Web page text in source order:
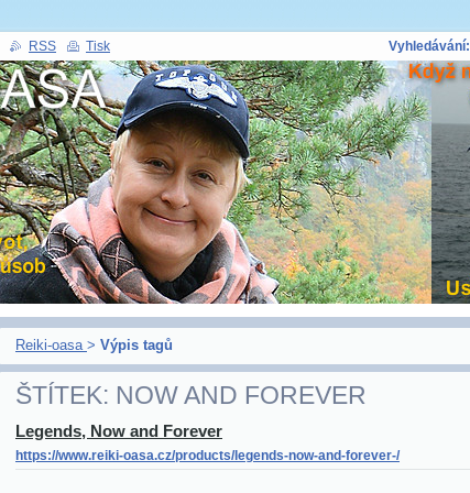
Reiki-oasa > Výpis tagů
ŠTÍTEK: NOW AND FOREVER
Legends, Now and Forever
https://www.reiki-oasa.cz/products/legends-now-and-forever-/
RSS Tisk Vyhledávání: